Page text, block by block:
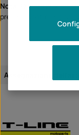
Nota:
Questo prodotto
prega di controllare se
Assegnazione